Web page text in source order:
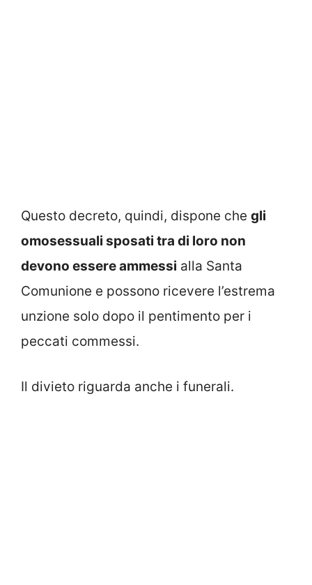
Questo decreto, quindi, dispone che gli
omosessuali sposati tra di loro non
devono essere ammessi alla Santa
Comunione e possono ricevere l’estrema
unzione solo dopo il pentimento per i
peccati commessi.
Il divieto riguarda anche i funerali.